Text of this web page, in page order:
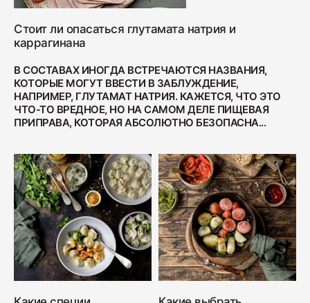
Стоит ли опасаться глутамата натрия и
каррагинана
В СОСТАВАХ ИНОГДА ВСТРЕЧАЮТСЯ НАЗВАНИЯ,
КОТОРЫЕ МОГУТ ВВЕСТИ В ЗАБЛУЖДЕНИЕ,
НАПРИМЕР, ГЛУТАМАТ НАТРИЯ. КАЖЕТСЯ, ЧТО ЭТО
ЧТО-ТО ВРЕДНОЕ, НО НА САМОМ ДЕЛЕ ПИЩЕВАЯ
ПРИПРАВА, КОТОРАЯ АБСОЛЮТНО БЕЗОПАСНА...